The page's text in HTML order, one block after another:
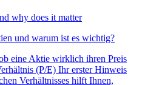
und warum ist es wichtig?
eine Aktie wirklich ihren Preis
(P/E) Ihr erster Hinweis
Verhältnisses hilft Ihnen,